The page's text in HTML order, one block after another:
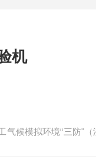
机
气候模拟环境“三防"